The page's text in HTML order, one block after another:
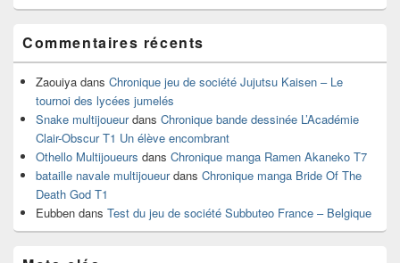
Commentaires récents
Zaouiya dans Chronique jeu de société Jujutsu Kaisen – Le
tournoi des lycées jumelés
Snake multijoueurdans Chronique bande dessinée L’Académie
Clair-Obscur T1 Un élève encombrant
Othello Multijoueurs dans Chronique manga Ramen Akaneko T7
bataille navale multijoueurdans Chronique manga Bride Of The
Death God T1
Eubben dans Test du jeu de société Subbuteo France – Belgique